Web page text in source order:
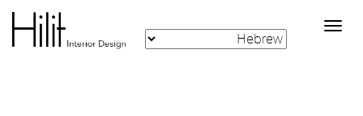
Toggle
navigation